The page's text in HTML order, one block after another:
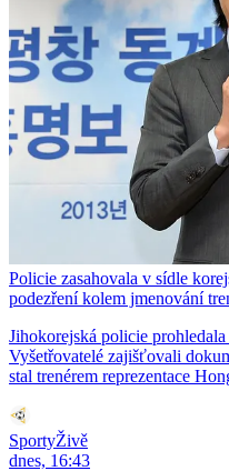
Policie zasahovala v sídle
podezření kolem jmenování
Jihokorejská policie
Vyšetřovatelé zajišťovali
stal trenérem reprezentace
SportyŽivě
dnes, 16:43